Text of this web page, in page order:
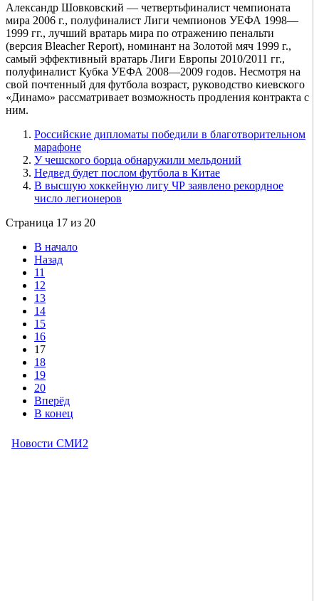
Александр Шовковский — четвертьфиналист чемпионата
мира 2006 г., полуфиналист Лиги чемпионов УЕФА 1998—
1999 гг., лучший вратарь мира по отражению пенальти
(версия Bleacher Report), номинант на Золотой мяч 1999 г.,
самый эффективный вратарь Лиги Европы 2010/2011 гг.,
полуфиналист Кубка УЕФА 2008—2009 годов. Несмотря на
свой почтенный для футбола возраст, руководство киевского
«Динамо» рассматривает возможность продления контракта с
ним.
Российские дипломаты победили в благотворительном
марафоне
У чешского борца обнаружили мельдоний
Недвед будет послом футбола в Китае
В высшую хоккейную лигу ЧР заявлено рекордное
число легионеров
Страница 17 из 20
В начало
Назад
11
12
13
14
15
16
17
18
19
20
Вперёд
В конец